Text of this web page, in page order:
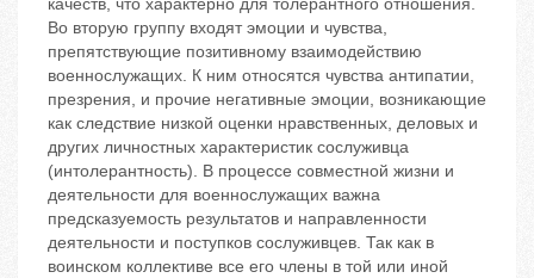
качеств, что характерно для толерантного отношения.
Во вторую группу входят эмоции и чувства,
препятствующие позитивному взаимодействию
военнослужащих. К ним относятся чувства антипатии,
презрения, и прочие негативные эмоции, возникающие
как следствие низкой оценки нравственных, деловых и
других личностных характеристик сослуживца
(интолерантность). В процессе совместной жизни и
деятельности для военнослужащих важна
предсказуемость результатов и направленности
деятельности и поступков сослуживцев. Так как в
воинском коллективе все его члены в той или иной